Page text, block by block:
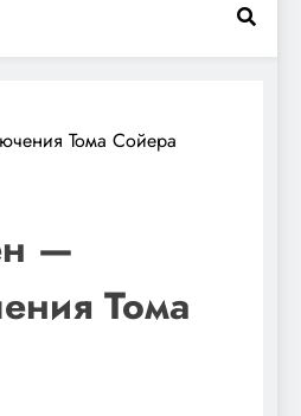
Тома Сойера
—
Тома